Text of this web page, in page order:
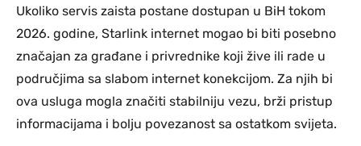
Ukoliko servis zaista postane dostupan u BiH tokom
2026. godine, Starlink internet mogao bi biti posebno
značajan za građane i privrednike koji žive ili rade u
područjima sa slabom internet konekcijom. Za njih bi
ova usluga mogla značiti stabilniju vezu, brži pristup
informacijama i bolju povezanost sa ostatkom svijeta.